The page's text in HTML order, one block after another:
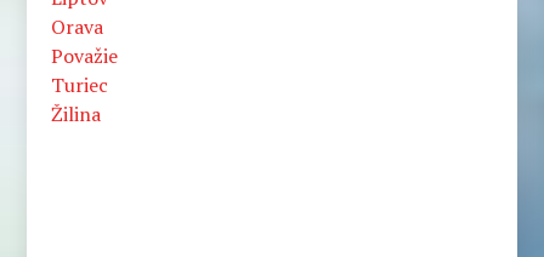
Orava
Považie
Turiec
Žilina